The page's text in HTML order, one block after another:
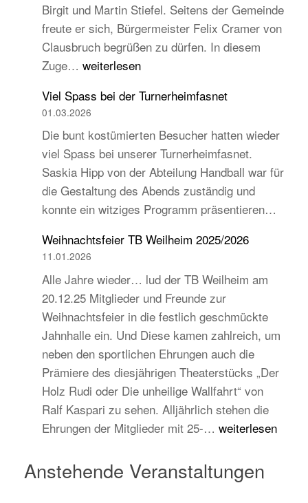
Birgit und Martin Stiefel. Seitens der Gemeinde
freute er sich, Bürgermeister Felix Cramer von
Clausbruch begrüßen zu dürfen. In diesem
Zuge… TB
2026
–
Beständig
und
traditionell,
aber
auch
jugend-
und
weiterlesen
Viel Spass bei der Turnerheimfasnet
01.03.2026
Die bunt kostümierten Besucher hatten wieder
viel Spass bei unserer Turnerheimfasnet.
Saskia Hipp von der Abteilung Handball war für
die Gestaltung des Abends zuständig und
konnte ein witziges Programm präsentieren…
Weihnachtsfeier TB Weilheim 2025/2026
11.01.2026
Alle Jahre wieder… lud der TB Weilheim am
20.12.25 Mitglieder und Freunde zur
Weihnachtsfeier in die festlich geschmückte
Jahnhalle ein. Und Diese kamen zahlreich, um
neben den sportlichen Ehrungen auch die
Prämiere des diesjährigen Theaterstücks „Der
Holz Rudi oder Die unheilige Wallfahrt“ von
Ralf Kaspari zu sehen. Alljährlich stehen die
Ehrungen der Mitglieder mit 25-… Weihnachtsfeier
2025/2026
weiterlesen
Anstehende Veranstaltungen